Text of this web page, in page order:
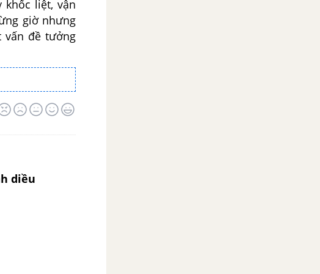
khốc liệt, vận
giờ nhưng
vấn đề tưởng
diều